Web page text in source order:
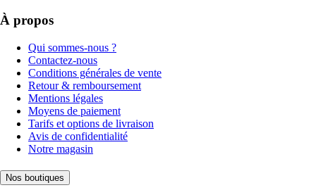
À propos
Qui sommes-nous ?
Contactez-nous
Conditions générales de vente
Retour & remboursement
Mentions légales
Moyens de paiement
Tarifs et options de livraison
Avis de confidentialité
Notre magasin
Nos boutiques